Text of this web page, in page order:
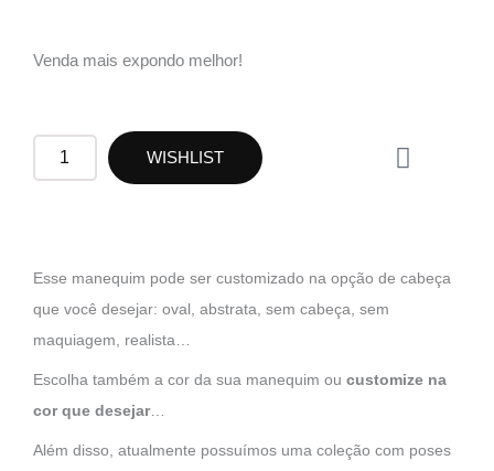
Venda mais expondo melhor!
RF31
quantidade
WISHLIST
W
h
a
Esse manequim pode ser customizado na opção de cabeça
que você desejar: oval, abstrata, sem cabeça, sem
maquiagem, realista…
Escolha também a cor da sua manequim ou customize na
cor que desejar…
Além disso, atualmente possuímos uma coleção com poses